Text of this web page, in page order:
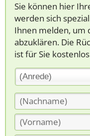
Sie können hier
werden sich
Ihnen melden, um
abzuklären. Die
ist für Sie
(Anrede)